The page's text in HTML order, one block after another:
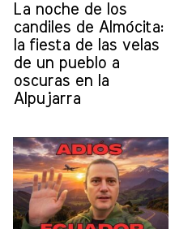
La noche de los
candiles de Almócita:
la fiesta de las velas
de un pueblo a
oscuras en la
Alpujarra